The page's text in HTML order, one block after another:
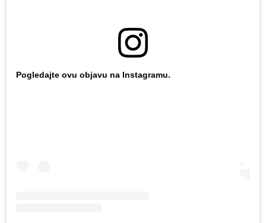
Pogledajte ovu objavu na Instagramu.